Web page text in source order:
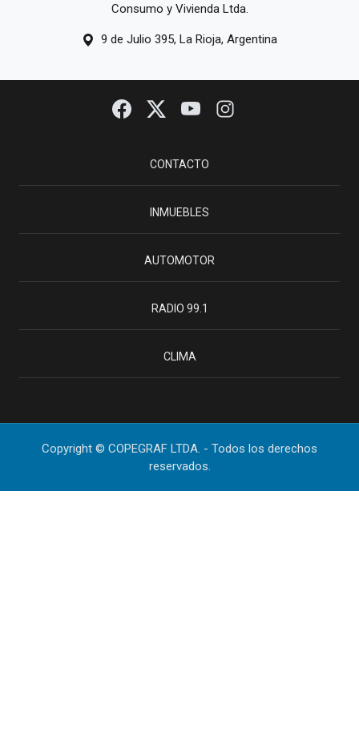
Consumo y Vivienda Ltda.
9 de Julio 395, La Rioja, Argentina
CONTACTO
INMUEBLES
AUTOMOTOR
RADIO 99.1
CLIMA
Copyright © COPEGRAF LTDA. - Todos los derechos
reservados.